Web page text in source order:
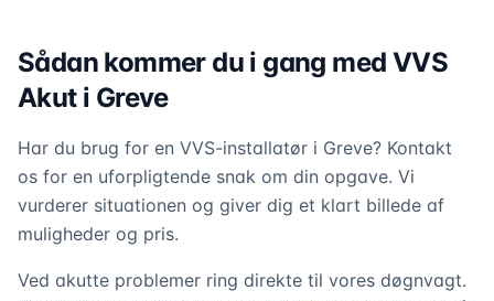
Sådan kommer du i gang med VVS
Akut i Greve
Har du brug for en VVS-installatør i Greve? Kontakt
os for en uforpligtende snak om din opgave. Vi
vurderer situationen og giver dig et klart billede af
muligheder og pris.
Ved akutte problemer ring direkte til vores døgnvagt.